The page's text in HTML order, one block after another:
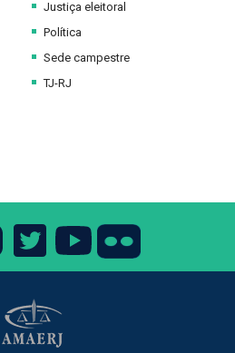
Justiça eleitoral
Política
Sede campestre
TJ-RJ